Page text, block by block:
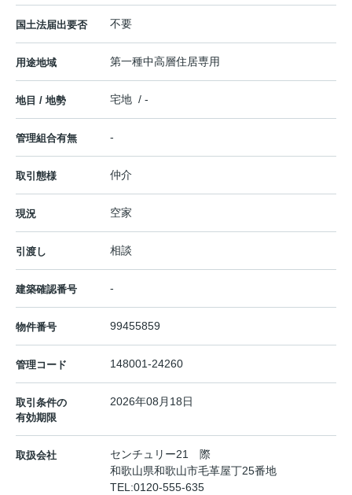
国土法届出要否 不要
用途地域 第一種中高層住居専用
地目 / 地勢 宅地 / -
管理組合有無 -
取引態様 仲介
現況 空家
引渡し 相談
建築確認番号 -
物件番号 99455859
管理コード 148001-24260
取引条件の
有効期限
2026年08月18日
取扱会社
センチュリー21 際
和歌山県和歌山市毛革屋丁25番地
TEL:0120-555-635